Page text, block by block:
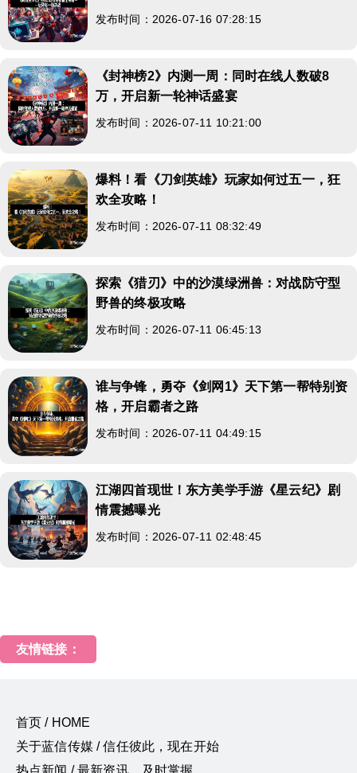
发布时间：2026-07-16 07:28:15
《封神榜2》内测一周：同时在线人数破8
万，开启新一轮神话盛宴
发布时间：2026-07-11 10:21:00
爆料！看《刀剑英雄》玩家如何过五一，狂
欢全攻略！
发布时间：2026-07-11 08:32:49
探索《猎刃》中的沙漠绿洲兽：对战防守型
野兽的终极攻略
发布时间：2026-07-11 06:45:13
谁与争锋，勇夺《剑网1》天下第一帮特别资
格，开启霸者之路
发布时间：2026-07-11 04:49:15
江湖四首现世！东方美学手游《星云纪》剧
情震撼曝光
发布时间：2026-07-11 02:48:45
友情链接：
首页 / HOME
关于蓝信传媒 / 信任彼此，现在开始
热点新闻 / 最新资讯，及时掌握